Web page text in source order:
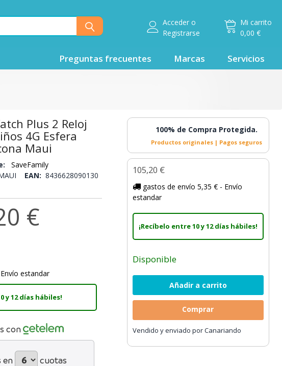
Mi carrito
0,00 €
Accedero
Registrarse
Preguntas frecuentes Marcas Servicios
Plus 2 Reloj
4G Esfera
Maui
SaveFamily
EAN: 8436628090130
€
estandar
y 12 días hábiles!
con
en cuotas
100% de Compra Protegida.
Productos originales | Pagos seguros
105,20 €
gastos de envío 5,35 € - Envío
estandar
¡Recíbelo entre 10 y 12 días hábiles!
Disponible
Comprar
Vendido y enviado por Canariando